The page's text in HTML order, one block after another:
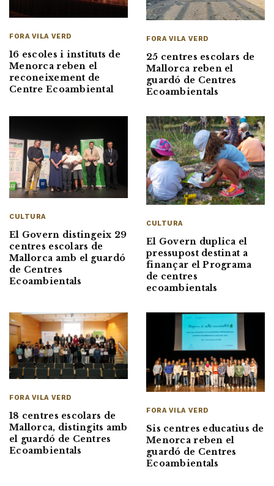
FORA VILA VERD
16 escoles i instituts de
Menorca reben el
reconeixement de
Centre Ecoambiental
FORA VILA VERD
25 centres escolars de
Mallorca reben el
guardó de Centres
Ecoambientals
CULTURA
El Govern distingeix 29
centres escolars de
Mallorca amb el guardó
de Centres
Ecoambientals
CULTURA
El Govern duplica el
pressupost destinat a
finançar el Programa
de centres
ecoambientals
FORA VILA VERD
18 centres escolars de
Mallorca, distingits amb
el guardó de Centres
Ecoambientals
FORA VILA VERD
Sis centres educatius de
Menorca reben el
guardó de Centres
Ecoambientals